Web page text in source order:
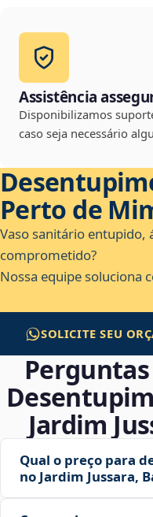
Assistência
Disponibilizamos
caso seja necessário
Perto de
Vaso sanitário entupido,
comprometido?
Nossa equipe soluciona
SOLICITE SEU
Jardim
Qual o preço para
no Jardim Jussara,